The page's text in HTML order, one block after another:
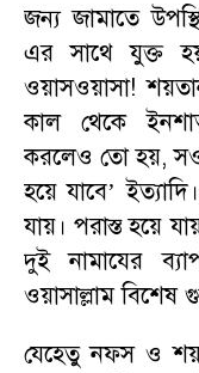
জন্য জামাতে
এর সাথে যুক্ত
ওয়াসওয়াসা!
কাল থেকে
করলেও তো হয়,
হয়ে যাবে’
যায়। পরাস্ত হয়ে
দুই নামাযের
ওয়াসাল্লাম বিশেষ
যেহেতু নফস ও